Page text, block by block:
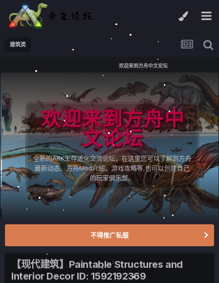
建筑类
欢迎来到方舟中文论坛
欢迎来到方舟中
文论坛
全新的ARK生存进化交流论坛，在这里您可以了解到方舟
最新动态、方舟Mod介绍、游戏攻略等,也可以创建自己
的玩家俱乐部。
不得推广私服
【现代建筑】Paintable Structures and
Interior Decor ID: 1592192369